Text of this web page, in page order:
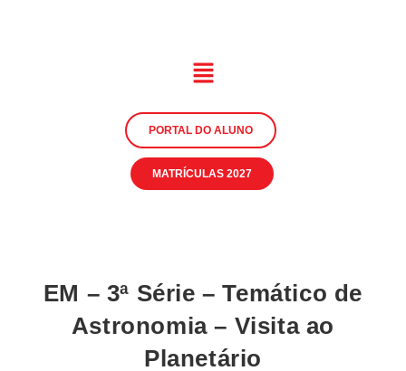
PORTAL DO ALUNO
MATRÍCULAS 2027
EM – 3ª Série – Temático de
Astronomia – Visita ao
Planetário